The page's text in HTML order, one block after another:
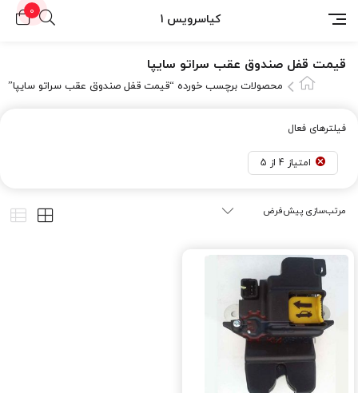
کیاسرویس 1
0
قیمت قفل صندوق عقب سراتو سایپا
محصولات برچسب خورده “قیمت قفل صندوق عقب سراتو سایپا”
فیلترهای فعال
امتیاز 4 از 5